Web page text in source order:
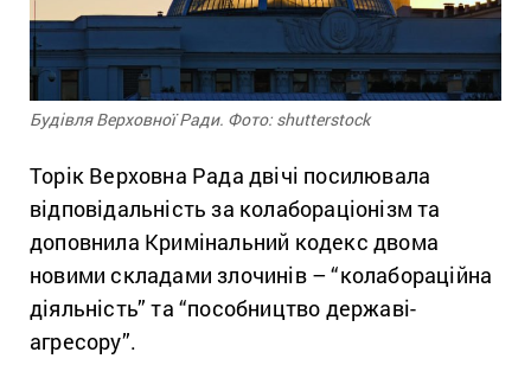
Будівля Верховної Ради. Фото: shutterstock
Торік Верховна Рада двічі посилювала
відповідальність за колабораціонізм та
доповнила Кримінальний кодекс двома
новими складами злочинів – “колабораційна
діяльність” та “пособництво державі-
агресору”.